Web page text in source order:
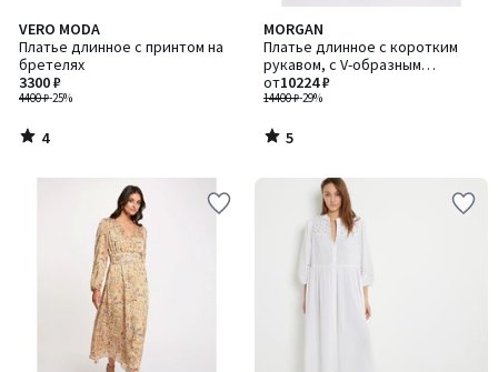
VERO MODA
Платье длинное с принтом на
бретелях
4400 ₽-25%
3300 ₽
4
/
5
4
/
MORGAN
Платье длинное с коротким
рукавом, с V-образным
вырезом
14400 ₽-29%
от10224 ₽
5
/
5
5
/